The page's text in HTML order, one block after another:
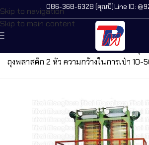
Skip to navigation
Skip to main content
086-368-6328 (คุณบี)Line ID:
เครื่องจักรทั้งหมด/เครื่องเป่าถุง
ถุงพลาสติก 2 หัว ความกว้างในการเป่า 10-